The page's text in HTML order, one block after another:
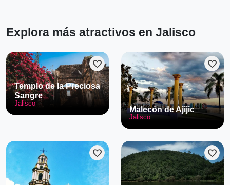
Explora más atractivos en Jalisco
favorite
Templo de la Preciosa
Sangre
Jalisco
favorite
Malecón de Ajijic
Jalisco
favorite favorite